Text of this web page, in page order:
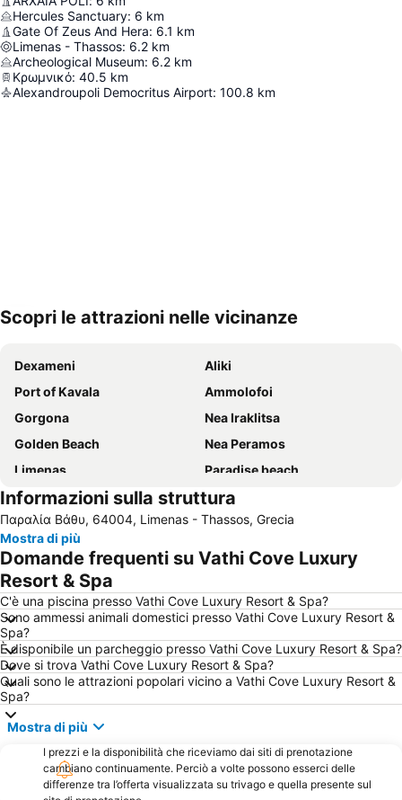
Hercules Sanctuary: 6 km
Gate Of Zeus And Hera: 6.1 km
Limenas - Thassos: 6.2 km
Archeological Museum: 6.2 km
Κρωμνικό: 40.5 km
Alexandroupoli Democritus Airport: 100.8 km
Espandi mappa
Scopri le attrazioni nelle vicinanze
Dexameni
Aliki
Port of Kavala
Ammolofoi
Gorgona
Nea Iraklitsa
Golden Beach
Nea Peramos
Limenas
Paradise beach
KTEL Thassos
Perigiali beach
Kalamitsa
Keramoti
Notos
Avdira Porto Molo
KTEL N Kavalas Bus Station
Makryammos
Limanaki
Festival di Thassos
Ammoglossa - Keramoti
Traditional Settlement of Alyki
Pefkari Beach
Iris Gold
festa della Libertà
Chorafa
Fanari Camping
Arogi
Informazioni sulla struttura
Παραλία Βάθυ, 64004, Limenas - Thassos, Grecia
Mostra di più
Domande frequenti su Vathi Cove Luxury
Resort & Spa
C'è una piscina presso Vathi Cove Luxury Resort & Spa?
Sono ammessi animali domestici presso Vathi Cove Luxury Resort &
Spa?
È disponibile un parcheggio presso Vathi Cove Luxury Resort & Spa?
Dove si trova Vathi Cove Luxury Resort & Spa?
Quali sono le attrazioni popolari vicino a Vathi Cove Luxury Resort &
Spa?
Mostra di più
I prezzi e la disponibilità che riceviamo dai siti di prenotazione
cambiano continuamente. Perciò a volte possono esserci delle
differenze tra l’offerta visualizzata su trivago e quella presente sul